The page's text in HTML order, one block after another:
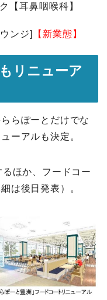
【耳鼻咽喉科】
ンジ]
【新業態】
リニューア
らぽーとだけでな
ーアルも決定。
ほか、フードコー
は後日発表）。